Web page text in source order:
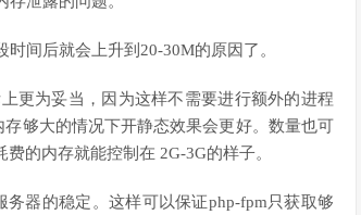
间后就会上升到20-30M的原因了。
更为妥当，因为这样不需要进行额外的进程
够大的情况下开静态效果会更好。数量也可
的内存就能控制在 2G-3G的样子。
器的稳定。这样可以保证php-fpm只获取够